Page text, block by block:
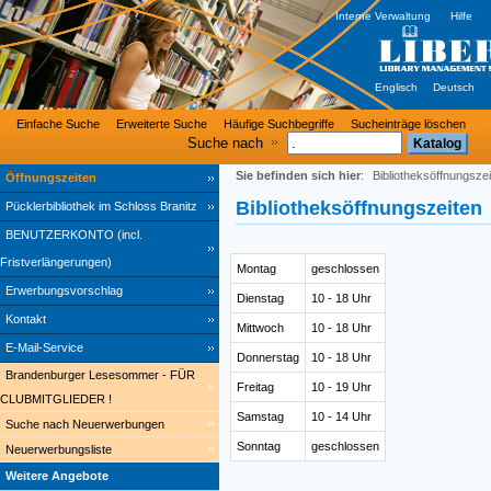
Öffnungszeiten
Pücklerbibliothek im Schloss Branitz
BENUTZERKONTO (incl.
Fristverlängerungen)
Erwerbungsvorschlag
Kontakt
E-Mail-Service
Einfache Suche Erweiterte Suche Häufige Suchbegriffe Sucheinträge löschen
Interne Verwaltung Hilfe
Englisch Deutsch
Brandenburger Lesesommer - FÜR
CLUBMITGLIEDER !
Suche nach Neuerwerbungen
Neuerwerbungsliste
Weitere Angebote
Sie befinden sich hier:
Bibliotheksöffnungszeiten
Montag geschlossen
Dienstag 10 - 18 Uhr
Mittwoch 10 - 18 Uhr
Donnerstag 10 - 18 Uhr
Freitag 10 - 19 Uhr
Samstag 10 - 14 Uhr
Sonntag geschlossen
Suche nach